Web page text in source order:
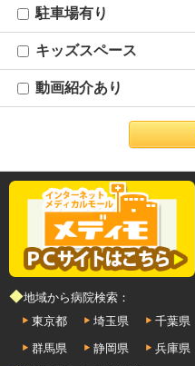
駐車場有り
キッズスペース
動画紹介あり
◆地域から病院検索：
東京都
埼玉県 千葉県
群馬県
静岡県 兵庫県